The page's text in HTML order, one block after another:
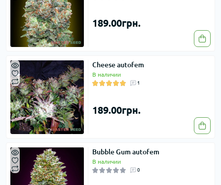
189.00грн.
Cheese autofem
В наличии
1
189.00грн.
Bubble Gum autofem
В наличии
0